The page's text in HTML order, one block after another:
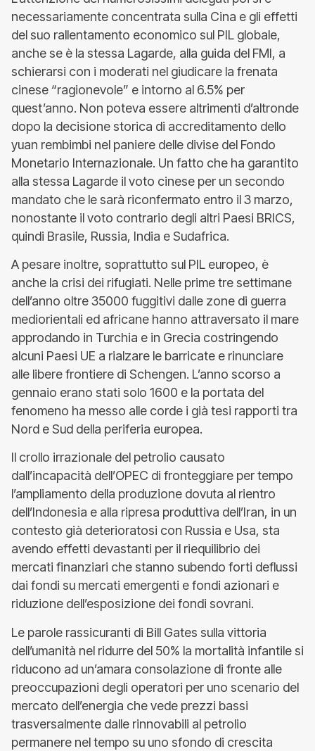
necessariamente concentrata sulla Cina e gli effetti
del suo rallentamento economico sul PIL globale,
anche se è la stessa Lagarde, alla guida del FMI, a
schierarsi con i moderati nel giudicare la frenata
cinese “ragionevole” e intorno al 6.5% per
quest’anno. Non poteva essere altrimenti d’altronde
dopo la decisione storica di accreditamento dello
yuan rembimbi nel paniere delle divise del Fondo
Monetario Internazionale. Un fatto che ha garantito
alla stessa Lagarde il voto cinese per un secondo
mandato che le sarà riconfermato entro il 3 marzo,
nonostante il voto contrario degli altri Paesi BRICS,
quindi Brasile, Russia, India e Sudafrica.
A pesare inoltre, soprattutto sul PIL europeo, è
anche la crisi dei rifugiati. Nelle prime tre settimane
dell’anno oltre 35000 fuggitivi dalle zone di guerra
mediorientali ed africane hanno attraversato il mare
approdando in Turchia e in Grecia costringendo
alcuni Paesi UE a rialzare le barricate e rinunciare
alle libere frontiere di Schengen. L’anno scorso a
gennaio erano stati solo 1600 e la portata del
fenomeno ha messo alle corde i già tesi rapporti tra
Nord e Sud della periferia europea.
Il crollo irrazionale del petrolio causato
dall’incapacità dell’OPEC di fronteggiare per tempo
l’ampliamento della produzione dovuta al rientro
dell’Indonesia e alla ripresa produttiva dell’Iran, in un
contesto già deterioratosi con Russia e Usa, sta
avendo effetti devastanti per il riequilibrio dei
mercati finanziari che stanno subendo forti deflussi
dai fondi su mercati emergenti e fondi azionari e
riduzione dell’esposizione dei fondi sovrani.
Le parole rassicuranti di Bill Gates sulla vittoria
dell’umanità nel ridurre del 50% la mortalità infantile si
riducono ad un’amara consolazione di fronte alle
preoccupazioni degli operatori per uno scenario del
mercato dell’energia che vede prezzi bassi
trasversalmente dalle rinnovabili al petrolio
permanere nel tempo su uno sfondo di crescita